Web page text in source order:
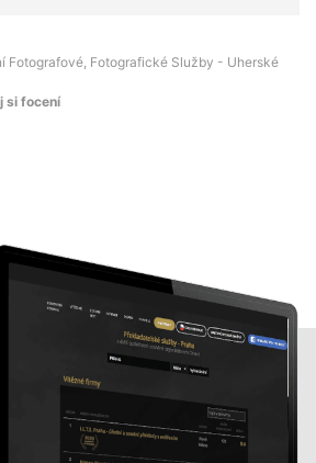
Fotografové, Fotografické Služby - Uherské
si focení